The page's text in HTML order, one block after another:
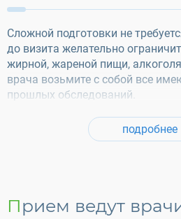
Сложной подготовки не
до визита желательно
жирной, жареной пищи,
врача возьмите с собой все
прошлых обследований.
подробнее
Прием ведут